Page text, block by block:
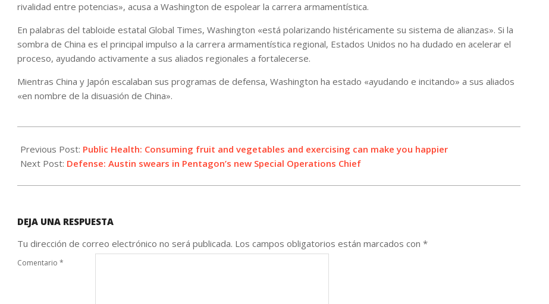
rivalidad entre potencias», acusa a Washington de espolear la carrera armamentística.
En palabras del tabloide estatal Global Times, Washington «está polarizando histéricamente su sistema de alianzas». Si la
sombra de China es el principal impulso a la carrera armamentística regional, Estados Unidos no ha dudado en acelerar el
proceso, ayudando activamente a sus aliados regionales a fortalecerse.
Mientras China y Japón escalaban sus programas de defensa, Washington ha estado «ayudando e incitando» a sus aliados
«en nombre de la disuasión de China».
09-
17
Previous Post: Public Health: Consuming fruit and vegetables and exercising can make you happier
Next Post: Defense: Austin swears in Pentagon’s new Special Operations Chief
DEJA UNA RESPUESTA
Tu dirección de correo electrónico no será publicada. Los campos obligatorios están marcados con *
Comentario *